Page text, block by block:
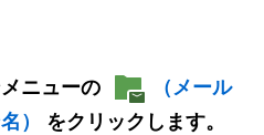
ニューの
（メール
）
をクリックします。